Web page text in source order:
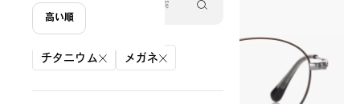
絞り込み条件
チタニウム メガネ
高い順